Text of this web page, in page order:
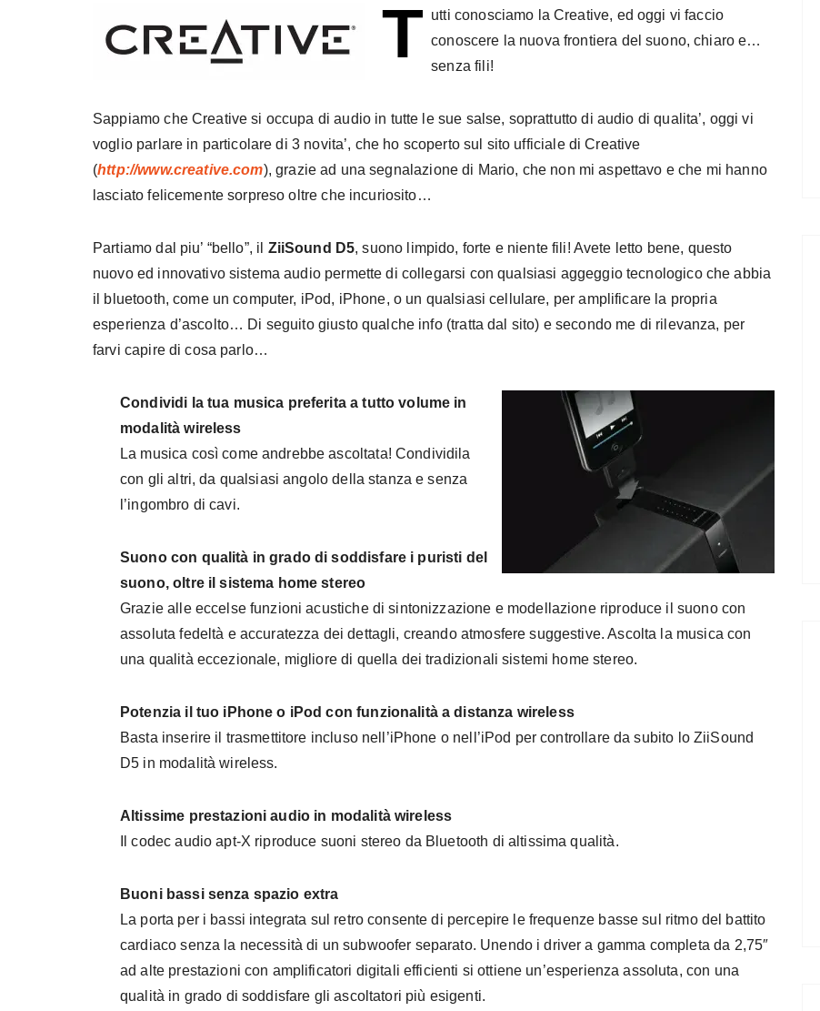
T utti conosciamo la Creative, ed oggi vi faccio
conoscere la nuova frontiera del suono, chiaro e…
senza fili!
Sappiamo che Creative si occupa di audio in tutte le sue salse, soprattutto di audio di qualita’, oggi vi
voglio parlare in particolare di 3 novita’, che ho scoperto sul sito ufficiale di Creative
(http://www.creative.com), grazie ad una segnalazione di Mario, che non mi aspettavo e che mi hanno
lasciato felicemente sorpreso oltre che incuriosito…
Partiamo dal piu’ “bello”, il ZiiSound D5, suono limpido, forte e niente fili! Avete letto bene, questo
nuovo ed innovativo sistema audio permette di collegarsi con qualsiasi aggeggio tecnologico che abbia
il bluetooth, come un computer, iPod, iPhone, o un qualsiasi cellulare, per amplificare la propria
esperienza d’ascolto… Di seguito giusto qualche info (tratta dal sito) e secondo me di rilevanza, per
farvi capire di cosa parlo…
Condividi la tua musica preferita a tutto volume in
modalità wireless
La musica così come andrebbe ascoltata! Condividila
con gli altri, da qualsiasi angolo della stanza e senza
l’ingombro di cavi.
Suono con qualità in grado di soddisfare i puristi del
suono, oltre il sistema home stereo
Grazie alle eccelse funzioni acustiche di sintonizzazione e modellazione riproduce il suono con
assoluta fedeltà e accuratezza dei dettagli, creando atmosfere suggestive. Ascolta la musica con
una qualità eccezionale, migliore di quella dei tradizionali sistemi home stereo.
Potenzia il tuo iPhone o iPod con funzionalità a distanza wireless
Basta inserire il trasmettitore incluso nell’iPhone o nell’iPod per controllare da subito lo ZiiSound
D5 in modalità wireless.
Altissime prestazioni audio in modalità wireless
Il codec audio apt-X riproduce suoni stereo da Bluetooth di altissima qualità.
Buoni bassi senza spazio extra
La porta per i bassi integrata sul retro consente di percepire le frequenze basse sul ritmo del battito
cardiaco senza la necessità di un subwoofer separato. Unendo i driver a gamma completa da 2,75″
ad alte prestazioni con amplificatori digitali efficienti si ottiene un’esperienza assoluta, con una
qualità in grado di soddisfare gli ascoltatori più esigenti.